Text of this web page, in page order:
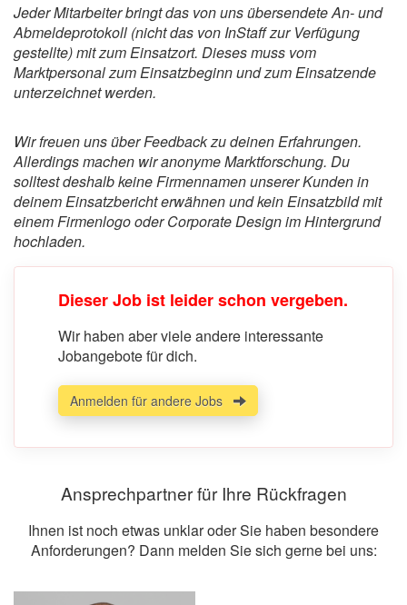
Jeder Mitarbeiter bringt das von uns übersendete An- und
Abmeldeprotokoll (nicht das von InStaff zur Verfügung
gestellte) mit zum Einsatzort. Dieses muss vom
Marktpersonal zum Einsatzbeginn und zum Einsatzende
unterzeichnet werden.
Wir freuen uns über Feedback zu deinen Erfahrungen.
Allerdings machen wir anonyme Marktforschung. Du
solltest deshalb keine Firmennamen unserer Kunden in
deinem Einsatzbericht erwähnen und kein Einsatzbild mit
einem Firmenlogo oder Corporate Design im Hintergrund
hochladen.
Dieser Job ist leider schon vergeben.
Wir haben aber viele andere interessante
Jobangebote für dich.
Anmelden für andere Jobs
Ansprechpartner für Ihre Rückfragen
Ihnen ist noch etwas unklar oder Sie haben besondere
Anforderungen? Dann melden Sie sich gerne bei uns: